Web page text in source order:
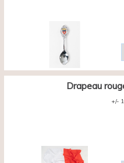
Drapeau
+/-